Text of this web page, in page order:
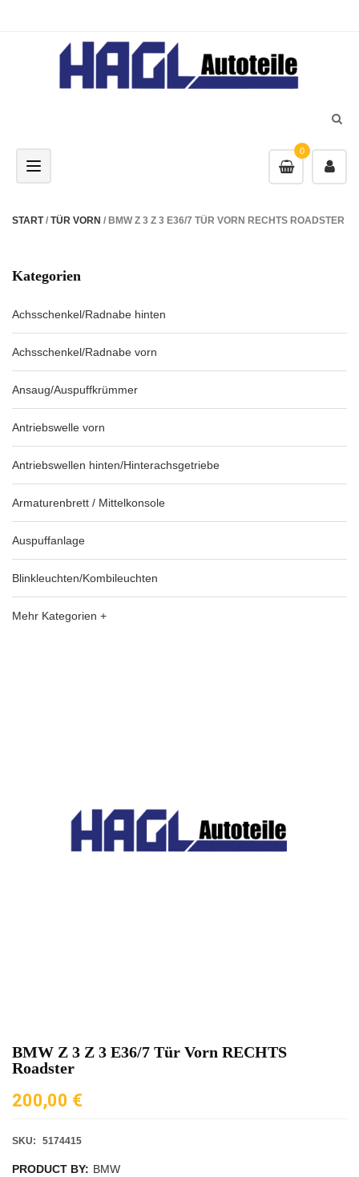
0
Toggle navigation
START/ TÜR VORN / BMW Z 3 Z 3 E36/7 TÜR VORN RECHTS ROADSTER
Kategorien
Achsschenkel/Radnabe hinten
Achsschenkel/Radnabe vorn
Ansaug/Auspuffkrümmer
Antriebswelle vorn
Antriebswellen hinten/Hinterachsgetriebe
Armaturenbrett / Mittelkonsole
Auspuffanlage
Blinkleuchten/Kombileuchten
Mehr Kategorien +
BMW Z 3 Z 3 E36/7 Tür Vorn RECHTS
Roadster
200,00 €
SKU: 5174415
PRODUCT BY: BMW